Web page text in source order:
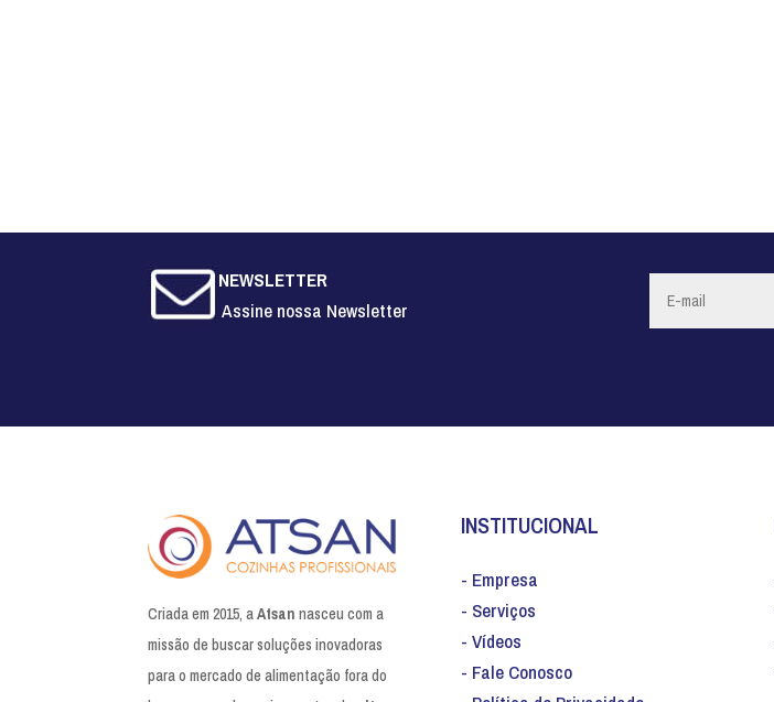
NEWSLETTER
Assine nossa Newsletter
Criada em 2015, aAtsan nasceu com a
missão de buscar soluções inovadoras
para o mercado de alimentação fora do
INSTITUCIONAL
- Empresa
- Serviços
- Vídeos
- Fale Conosco